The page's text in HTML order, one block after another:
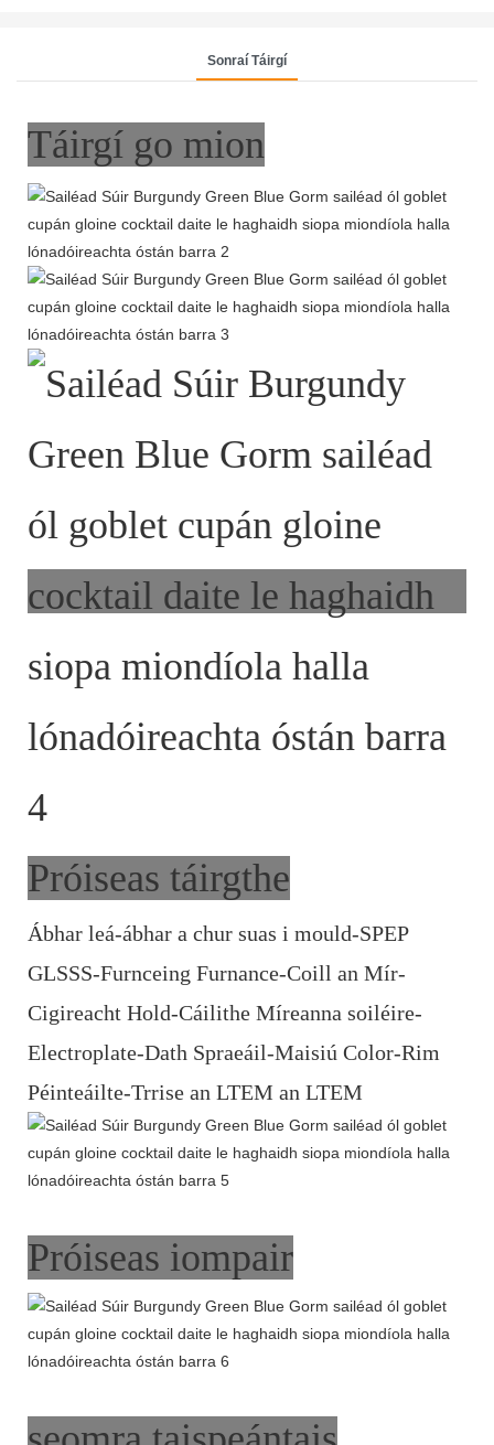
Sonraí Táirgí
Táirgí go mion
Próiseas táirgthe
Ábhar leá-ábhar a chur suas i mould-SPEP
GLSSS-Furnceing Furnance-Coill an Mír-
Cigireacht Hold-Cáilithe Míreanna soiléire-
Electroplate-Dath Spraeáil-Maisiú Color-Rim
Péinteáilte-Trrise an LTEM an LTEM
Próiseas iompair